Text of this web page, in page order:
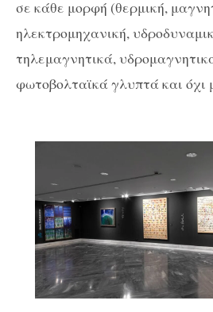
σε κάθε μορφή (θερμική,
ηλεκτρομηχανική,
τηλεμαγνητικά,
φωτοβολταϊκά γλυπτά και όχι